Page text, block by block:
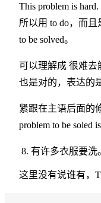
This problem is
所以用 to do，而
to be solved。
可以理解成 很难去
也是对的，表达的
紧跟在主语后面的
problem to be soled
有许多衣服要洗
这里没有说谁有，